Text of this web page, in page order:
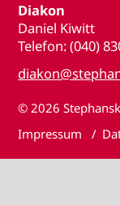
Diakon
Daniel Kiwitt
Telefon: (040)
© 2026
Impressum